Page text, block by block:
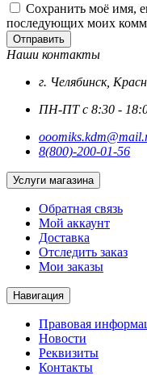
Сохранить моё имя,
последующих моих
Отправить
Наши контакты
г. Челябинск,
ПН-ПТ с 8:30 -
8(800)-200-01-56
Услуги магазина
Обратная связь
Мой аккаунт
Доставка
Отследить заказ
Мои заказы
Навигация
Правовая
Новости
Реквизиты
Контакты